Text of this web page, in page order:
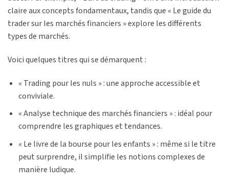
claire aux concepts fondamentaux, tandis que « Le guide du
trader sur les marchés financiers » explore les différents
types de marchés.
Voici quelques titres qui se démarquent :
« Trading pour les nuls » : une approche accessible et
conviviale.
« Analyse technique des marchés financiers » : idéal pour
comprendre les graphiques et tendances.
« Le livre de la bourse pour les enfants » : même si le titre
peut surprendre, il simplifie les notions complexes de
manière ludique.